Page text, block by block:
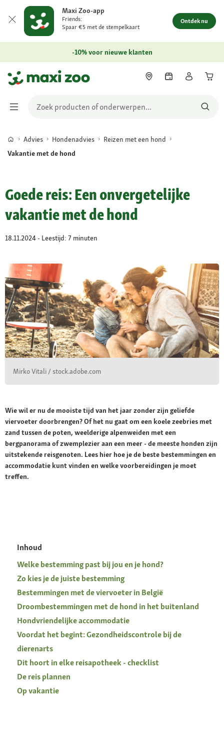
Maxi Zoo-app
Friends:
Spaar €5 met de stempelkaart
Ontdek nu
-10% voor nieuwe klanten
Advies Hondenadvies
Reizen met een hond
Vakantie met de hond
Goede reis: Een onvergetelijke
vakantie met de hond
18.11.2024 - Leestijd: 7 minuten
Mirko Vitali / stock.adobe.com
Wie wil er nu de mooiste tijd van het jaar zonder zijn geliefde
viervoeter doorbrengen? Of het nu gaat om een koele zeebries met
zand tussen de poten, weelderige alpenweiden met een
bergpanorama of zwemplezier aan een meer - de meeste honden zijn
uitstekende reisgenoten. Lees hier hoe je de beste bestemmingen en
accommodatie kunt vinden en welke voorbereidingen je moet
treffen.
Inhoud
Welke bestemming past bij jou en je hond?
Zo kies je de juiste bestemming
Bestemmingen met de viervoeter in België
Droombestemmingen met de hond in het buitenland
Hondvriendelijke accommodatie
Voordat het begint: Gezondheidscontrole bij de
dierenarts
Dit hoort in elke reisapotheek - checklist
De reis plannen
Op vakantie